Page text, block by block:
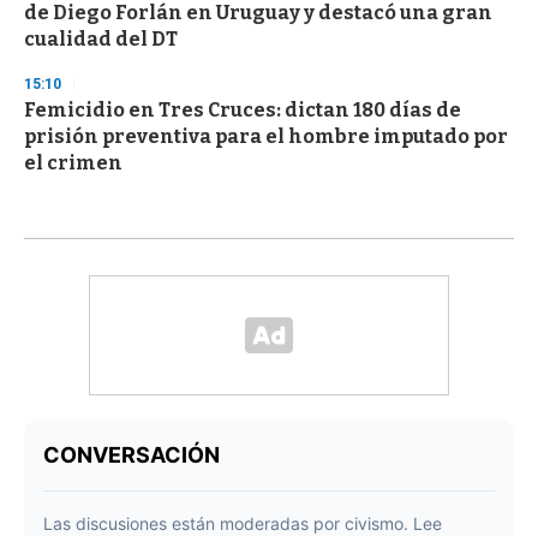
de Diego Forlán en Uruguay y destacó una gran
cualidad del DT
15:10
Femicidio en Tres Cruces: dictan 180 días de
prisión preventiva para el hombre imputado por
el crimen